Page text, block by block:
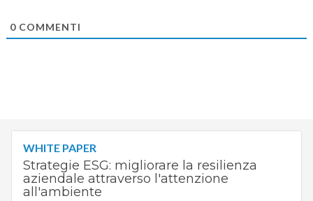
0COMMENTI
WHITE PAPER
Strategie ESG: migliorare la resilienza
aziendale attraverso l'attenzione
all'ambiente